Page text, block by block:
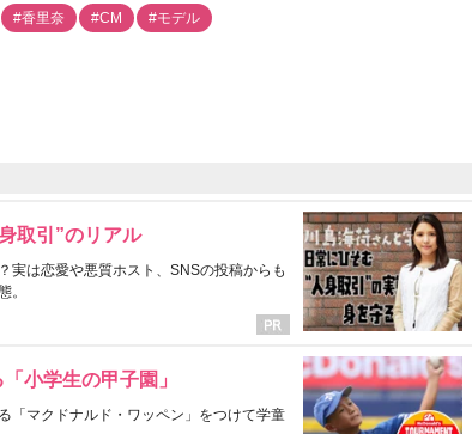
#香里奈 #CM #モデル
取引”のリアル
実は恋愛や悪質ホスト、SNSの投稿からも
。
小学生の甲子園」
「マクドナルド・ワッペン」をつけて学童